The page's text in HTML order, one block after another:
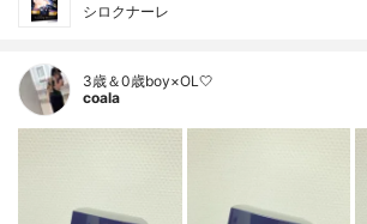
シロクナーレ
3歳＆0歳boy×OL🤍
coala